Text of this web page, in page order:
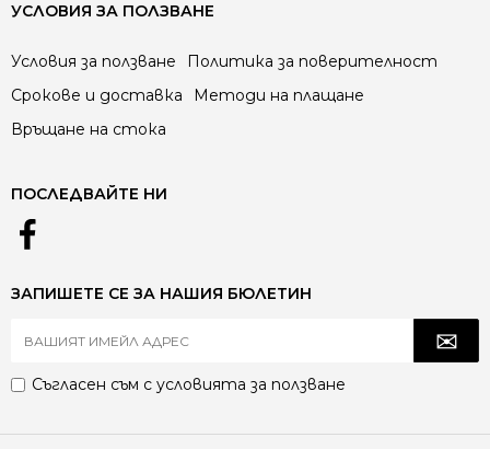
УСЛОВИЯ ЗА ПОЛЗВАНЕ
Условия за ползване
Политика за поверителност
Срокове и доставка
Методи на плащане
Връщане на стока
ПОСЛЕДВАЙТЕ НИ
ЗАПИШЕТЕ СЕ ЗА НАШИЯ БЮЛЕТИН
Съгласен съм с условията за ползване